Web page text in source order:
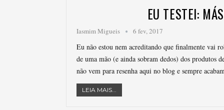
EU TESTEI:
Iasmim Migueis 6 fev, 2017
Eu não estou nem acreditando que finalmente vai
de uma mão (e ainda sobram dedos) dos produtos
não vem para resenha aqui no blog e sempre
LEIA MAIS...